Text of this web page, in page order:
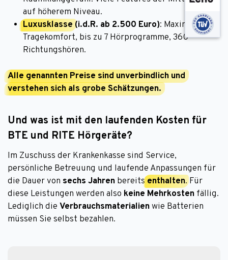
auf höherem Niveau.
Luxusklasse (i.d.R. ab 2.500 Euro): Maximaler
Tragekomfort, bis zu 7 Hörprogramme, 360°-
Richtungshören.
Alle genannten Preise sind unverbindlich und
verstehen sich als grobe Schätzungen.
Und was ist mit den laufenden Kosten für
BTE und RITE Hörgeräte?
Im Zuschuss der Krankenkasse sind Service,
persönliche Betreuung und laufende Anpassungen für
die Dauer von sechs Jahren bereits enthalten. Für
diese Leistungen werden also keine Mehrkosten fällig.
Lediglich die Verbrauchsmaterialienwie Batterien
müssen Sie selbst bezahlen.